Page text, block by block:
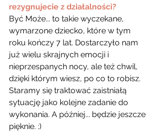
rezygnujecie z działalności?
Być Może... to takie wyczekane,
wymarzone dziecko, które w tym
roku kończy 7 lat. Dostarczyło nam
już wielu skrajnych emocji i
nieprzespanych nocy, ale też chwil,
dzięki którym wiesz, po co to robisz.
Staramy się traktować zaistniałą
sytuację jako kolejne zadanie do
wykonania. A później... będzie jeszcze
pięknie. :)